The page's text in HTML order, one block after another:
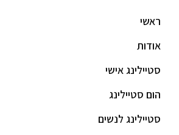
ראשי
אודות
סטיילינג אישי
הום סטיילינג
סטיילינג לנשים